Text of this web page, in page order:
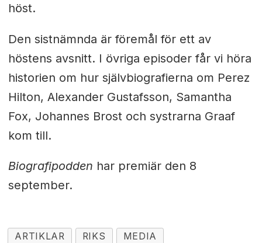
höst.
Den sistnämnda är föremål för ett av
höstens avsnitt. I övriga episoder får vi höra
historien om hur självbiografierna om Perez
Hilton, Alexander Gustafsson, Samantha
Fox, Johannes Brost och systrarna Graaf
kom till.
Biografipodden har premiär den 8
september.
ARTIKLAR RIKS MEDIA